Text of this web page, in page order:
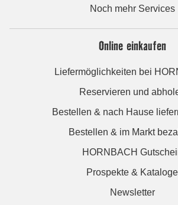
Noch mehr Services
Online einkaufen
Liefermöglichkeiten bei
Reservieren und
Bestellen & nach Hause
Bestellen & im Markt
HORNBACH
Prospekte & Kataloge
Newsletter